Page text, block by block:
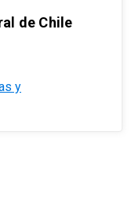
de Chile
y